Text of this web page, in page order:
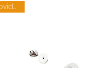
Novidade